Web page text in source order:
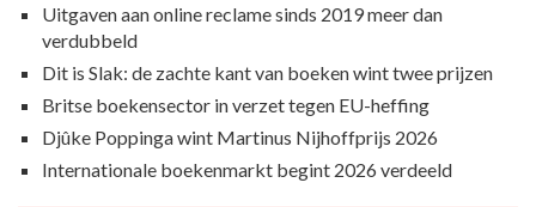
Uitgaven aan online reclame sinds 2019 meer dan
verdubbeld
Dit is Slak: de zachte kant van boeken wint twee prijzen
Britse boekensector in verzet tegen EU-heffing
Djûke Poppinga wint Martinus Nijhoffprijs 2026
Internationale boekenmarkt begint 2026 verdeeld